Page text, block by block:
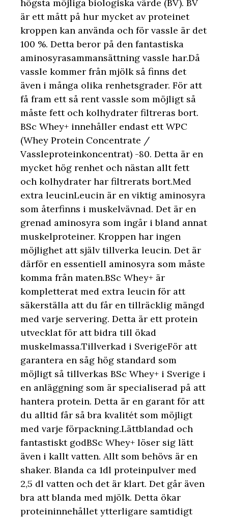
högsta möjliga biologiska värde (BV). BV
är ett mått på hur mycket av proteinet
kroppen kan använda och för vassle är det
100 %. Detta beror på den fantastiska
aminosyrasammansättning vassle har.Då
vassle kommer från mjölk så finns det
även i många olika renhetsgrader. För att
få fram ett så rent vassle som möjligt så
måste fett och kolhydrater filtreras bort.
BSc Whey+ innehåller endast ett WPC
(Whey Protein Concentrate /
Vassleproteinkoncentrat) -80. Detta är en
mycket hög renhet och nästan allt fett
och kolhydrater har filtrerats bort.Med
extra leucinLeucin är en viktig aminosyra
som återfinns i muskelvävnad. Det är en
grenad aminosyra som ingår i bland annat
muskelproteiner. Kroppen har ingen
möjlighet att själv tillverka leucin. Det är
därför en essentiell aminosyra som måste
komma från maten.BSc Whey+ är
kompletterat med extra leucin för att
säkerställa att du får en tillräcklig mängd
med varje servering. Detta är ett protein
utvecklat för att bidra till ökad
muskelmassa.Tillverkad i SverigeFör att
garantera en såg hög standard som
möjligt så tillverkas BSc Whey+ i Sverige i
en anläggning som är specialiserad på att
hantera protein. Detta är en garant för att
du alltid får så bra kvalitét som möjligt
med varje förpackning.Lättblandad och
fantastiskt godBSc Whey+ löser sig lätt
även i kallt vatten. Allt som behövs är en
shaker. Blanda ca 1dl proteinpulver med
2,5 dl vatten och det är klart. Det går även
bra att blanda med mjölk. Detta ökar
proteininnehållet ytterligare samtidigt